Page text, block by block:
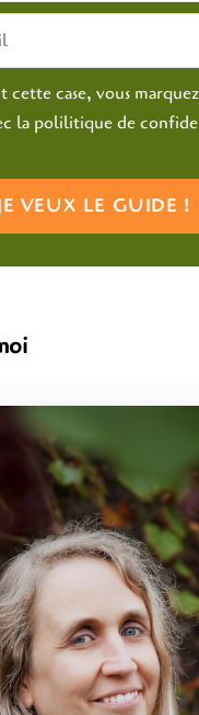
cette case, vous
la polilitique de